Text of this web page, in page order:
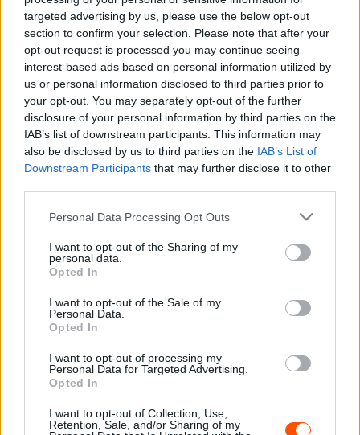
targeted advertising by us, please use the below opt-out
section to confirm your selection. Please note that after your
opt-out request is processed you may continue seeing
interest-based ads based on personal information utilized by
us or personal information disclosed to third parties prior to
your opt-out. You may separately opt-out of the further
disclosure of your personal information by third parties on the
IAB’s list of downstream participants. This information may
also be disclosed by us to third parties on the IAB’s List of
Downstream Participants that may further disclose it to other
Please note that this website/app uses one or more Google
not limited to your visit or usage behaviour. You may click to
grant or deny consent to Google and its third-party tags to
use your data for below specified purposes in below Google
consent section.
Personal Data Processing Opt Outs
I want to opt-out of the Sharing of my
personal data.
Opted In
I want to opt-out of the Sale of my
Personal Data.
Opted In
I want to opt-out of processing my
Personal Data for Targeted Advertising.
Opted In
I want to opt-out of Collection, Use,
Retention, Sale, and/or Sharing of my
befektetésen.
„Örülök, hogy részt vehetek egy figyelemre méltó alulról
építkező sorozat támogatásában, amely egyedülálló
lehetőséget biztosít ezeknek a pilótáknak, hogy
kiskoruktól kezdve versenyezzenek és tanuljanak a
sportban ” – mondta a Hyundai versenyzője, aki második
helyezést ért el a Svéd Rallyn.
Ez a sport nagyon sokat adott nekem, és most itt az
ideje, hogy visszaadjak valamit a fiatalok következő
hagyjanak. Ezek a pilóták jelentik a jövőt, és nagyon
örülök, hogy segíthetek az utazás kezdeti lépéseinél.”
A Breen támogatása versenyenként egy 1250 euró értékű
megszerezni, és nem kizárólag az eredményességhez
kötött. Az újonc és a tapasztalt versenyzők egyaránt